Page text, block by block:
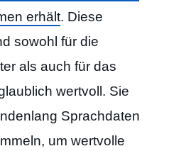
erhält. Diese
sowohl für die
als auch für das
wertvoll. Sie
Sprachdaten
um wertvolle